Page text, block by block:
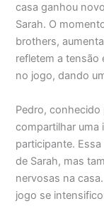
casa ganhou
Sarah. O
brothers,
refletem a tensão
no jogo, dando
Pedro,
compartilhar uma
participante.
de Sarah, mas
nervosas na
jogo se